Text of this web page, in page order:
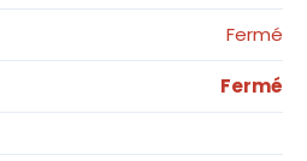
Fermé
Fermé